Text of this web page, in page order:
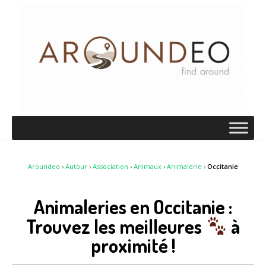
Aroundeo › Autour › Association › Animaux › Animalerie › Occitanie
Animaleries en Occitanie :
Trouvez les meilleures
à
proximité !